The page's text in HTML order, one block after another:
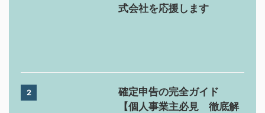
式会社を応援します
2
確定申告の完全ガイド
【個人事業主必見 徹底解